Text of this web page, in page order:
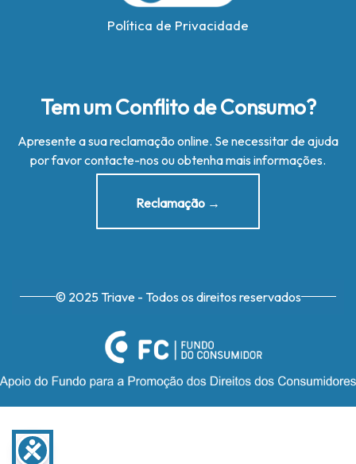
Política de Privacidade
Tem um Conflito de Consumo?
Apresente a sua reclamação online. Se necessitar de ajuda
por favor contacte-nos ou obtenha mais informações.
Reclamação →
© 2025 Triave - Todos os direitos reservados